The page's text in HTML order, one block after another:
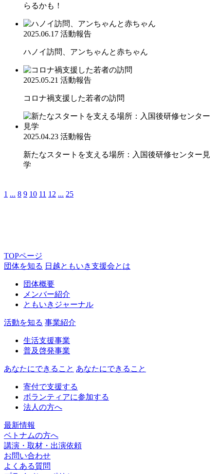
らるかも！
2025.06.17 活動報告
ハノイ訪問、アンちゃんと赤ちゃん
2025.05.21 活動報告
コロナ禍支援した若者の訪問
2025.04.23 活動報告
新たなスタートを支える場所：入国後研修センター見
学
1 ... 8 9 10 11 12 ... 25
TOPページ
団体を知る 日越ともいき支援会とは
団体概要
メンバー紹介
ともいきジャーナル
活動を知る 事業紹介
生活支援事業
普及啓発事業
あなたにできること あなたにできること
寄付で支援する
ボランティアに参加する
法人の方へ
最新情報
ベトナムの方へ
講演・取材・出演依頼
お問い合わせ
よくある質問